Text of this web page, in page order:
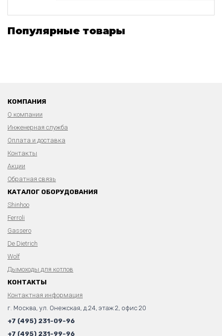
Популярные товары
КОМПАНИЯ
О компании
Инженерная служба
Оплата и доставка
Контакты
Акции
Обратная связь
КАТАЛОГ ОБОРУДОВАНИЯ
Shinhoo
Ferroli
Gassero
De Dietrich
Wolf
Дымоходы для котлов
КОНТАКТЫ
Контактная информация
г. Москва, ул. Онежская, д.24, этаж 2, офис 20
+7 (495) 231-09-96
+7 (495) 231-99-96